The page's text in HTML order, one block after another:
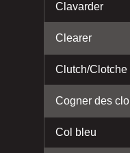
Clavarder
Clearer
Clutch/Clotche
Cogner des
Col bleu